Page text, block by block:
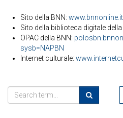
Sito della BNN: www.bnnonline.it
Sito della biblioteca digitale della
OPAC della BNN:
sysb=NAPBN
Internet culturale: